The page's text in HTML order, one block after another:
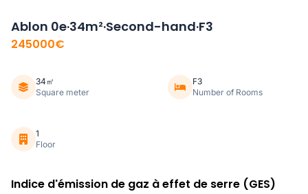
Ablon 0e·34m²·Second-hand·F3
245000€
34㎡
Square meter
F3
Number of Rooms
1
Floor
Indice d'émission de gaz à effet de serre (GES)